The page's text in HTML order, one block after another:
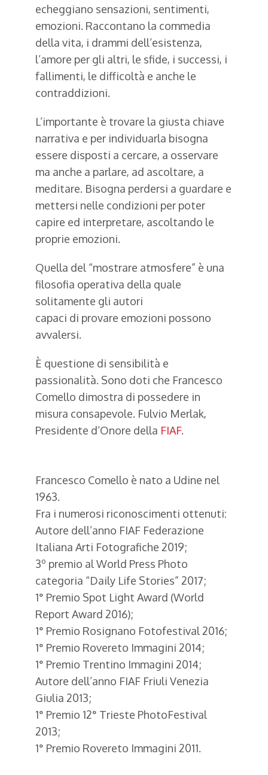
echeggiano sensazioni, sentimenti,
emozioni. Raccontano la commedia
della vita, i drammi dell’esistenza,
l’amore per gli altri, le sfide, i successi, i
fallimenti, le difficoltà e anche le
contraddizioni.
L’importante è trovare la giusta chiave
narrativa e per individuarla bisogna
essere disposti a cercare, a osservare
ma anche a parlare, ad ascoltare, a
meditare. Bisogna perdersi a guardare e
mettersi nelle condizioni per poter
capire ed interpretare, ascoltando le
proprie emozioni.
Quella del “mostrare atmosfere” è una
filosofia operativa della quale
solitamente gli autori
capaci di provare emozioni possono
avvalersi.
È questione di sensibilità e
passionalità. Sono doti che Francesco
Comello dimostra di possedere in
misura consapevole. Fulvio Merlak,
Presidente d’Onore della FIAF.
Francesco Comello è nato a Udine nel
1963.
Fra i numerosi riconoscimenti ottenuti:
Autore dell’anno FIAF Federazione
Italiana Arti Fotografiche 2019;
3º premio al World Press Photo
categoria “Daily Life Stories” 2017;
1° Premio Spot Light Award (World
Report Award 2016);
1° Premio Rosignano Fotofestival 2016;
1° Premio Rovereto Immagini 2014;
1° Premio Trentino Immagini 2014;
Autore dell’anno FIAF Friuli Venezia
Giulia 2013;
1° Premio 12° Trieste PhotoFestival
2013;
1° Premio Rovereto Immagini 2011.